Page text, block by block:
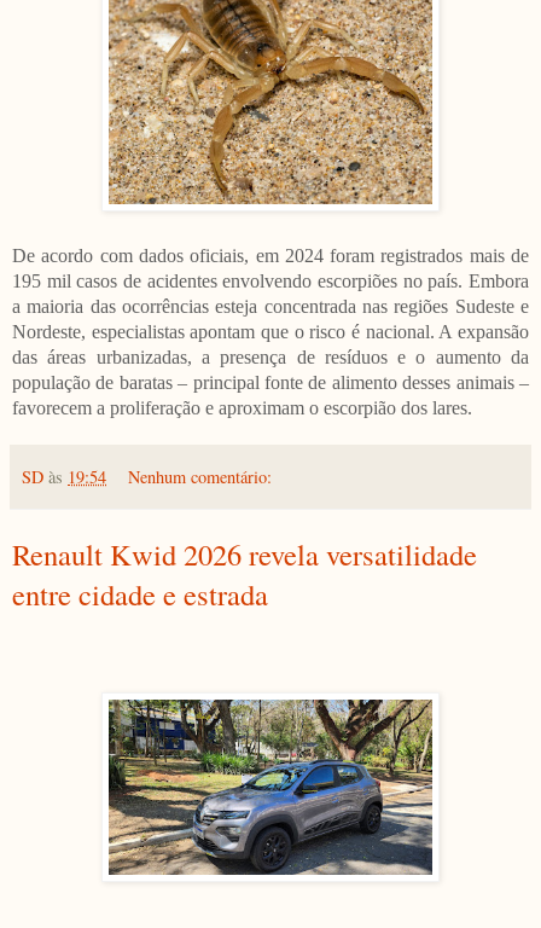
De acordo com dados oficiais, em 2024 foram registrados mais de
195 mil casos de acidentes envolvendo escorpiões no país. Embora
a maioria das ocorrências esteja concentrada nas regiões Sudeste e
Nordeste, especialistas apontam que o risco é nacional. A expansão
das áreas urbanizadas, a presença de resíduos e o aumento da
população de baratas – principal fonte de alimento desses animais –
favorecem a proliferação e aproximam o escorpião dos lares.
SD às 19:54 Nenhum comentário:
Renault Kwid 2026 revela versatilidade
entre cidade e estrada